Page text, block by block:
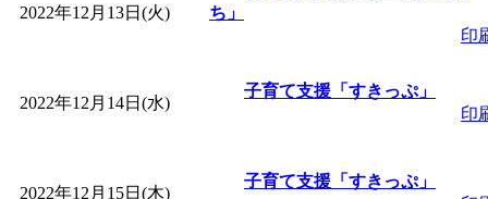
間：2026/08/10～2026/
「みなづる号乗車体
2022年12月13日(火)
ち」
印
2022年12月14日(水)
子育て支援「すきっぷ」
印
2022年12月15日(木)
子育て支援「すきっぷ」